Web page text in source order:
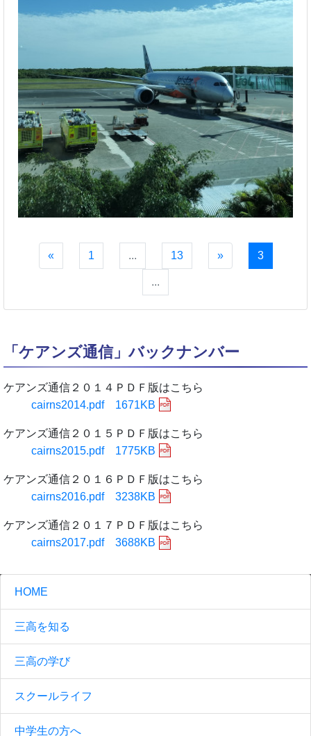
« 1 ... 3
...
13 »
「ケアンズ通信」バックナンバー
ケアンズ通信２０１４ＰＤＦ版はこちら
cairns2014.pdf 1671KB
ケアンズ通信２０１５ＰＤＦ版はこちら
cairns2015.pdf 1775KB
ケアンズ通信２０１６ＰＤＦ版はこちら
cairns2016.pdf 3238KB
ケアンズ通信２０１７ＰＤＦ版はこちら
cairns2017.pdf 3688KB
HOME
三高を知る
三高の学び
スクールライフ
中学生の方へ